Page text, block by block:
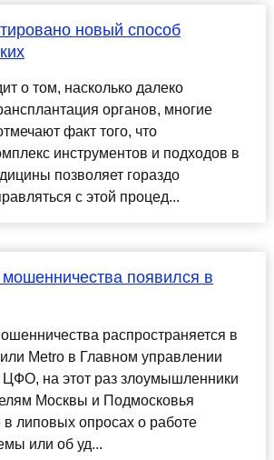
новый способ
о том, насколько далеко
органов, многие
факт того, что
инструментов и подходов в
позволяет гораздо
с этой процед...
появился в
распространяется в
Metro в Главном управлении
ЦФО, на этот раз злоумышленники
Москвы и Подмосковья
в липовых опросах о работе
или об уд...